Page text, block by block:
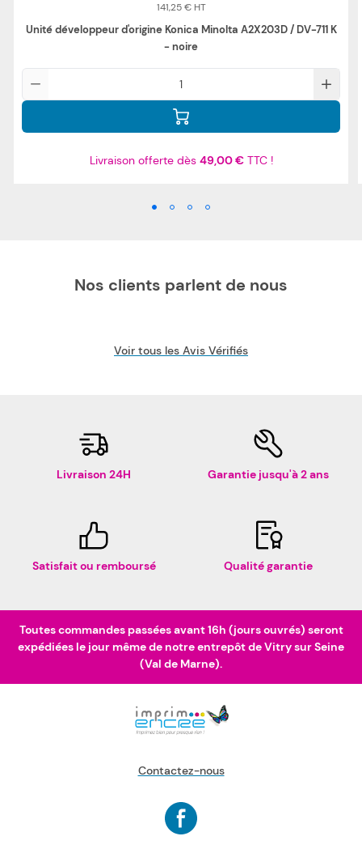
141,25 €
Unité développeur d'origine Konica Minolta A2X203D / DV-711 K
- noire
Livraison offerte dès 49,00 €TTC !
Nos clients parlent de nous
Voir tous les Avis Vérifiés
Livraison 24H Garantie jusqu'à 2 ans
Satisfait ou remboursé Qualité garantie
Toutes commandes passées avant 16h (jours ouvrés) seront
expédiées le jour même de notre entrepôt de Vitry sur Seine
(Val de Marne).
Contactez-nous